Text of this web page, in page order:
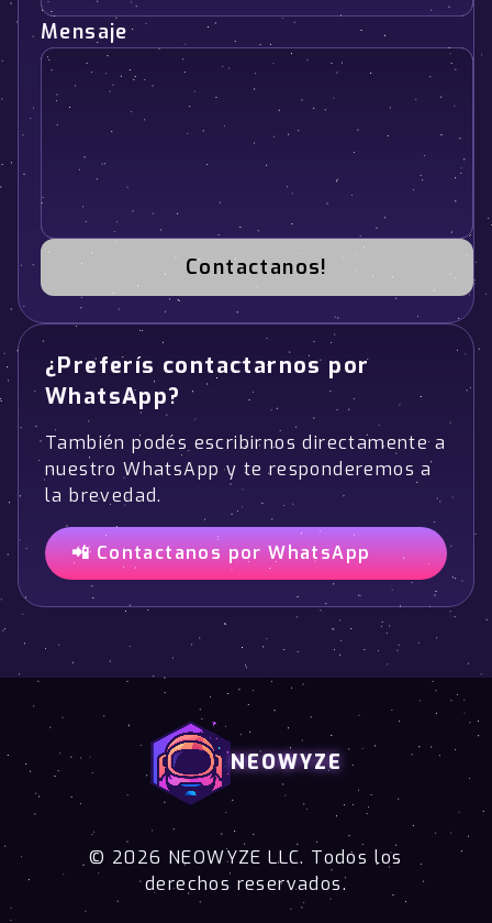
Mensaje
Contactanos!
¿Preferís contactarnos por
WhatsApp?
También podés escribirnos directamente a
nuestro WhatsApp y te responderemos a
la brevedad.
📲 Contactanos por WhatsApp
NEOWYZE
© 2026 NEOWYZE LLC. Todos los
derechos reservados.